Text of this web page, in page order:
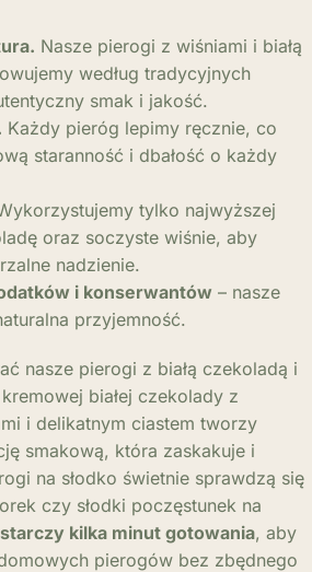
Nasze pierogi z wiśniami i białą
według tradycyjnych
smak i jakość.
Każdy pieróg lepimy ręcznie, co
staranność i dbałość o każdy
tylko najwyższej
oraz soczyste wiśnie, aby
nadzienie.
i konserwantów – nasze
przyjemność.
nasze pierogi z białą czekoladą i
białej czekolady z
i delikatnym ciastem tworzy
smakową, która zaskakuje i
na słodko świetnie sprawdzą się
czy słodki poczęstunek na
kilka minut gotowania, aby
pierogów bez zbędnego